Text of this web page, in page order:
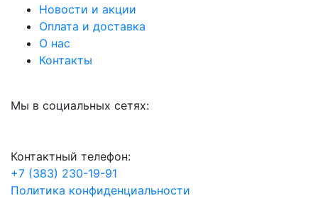
Новости и акции
Оплата и доставка
О нас
Контакты
Мы в социальных сетях:
Контактный телефон:
+7 (383) 230-19-91
Политика конфиденциальности